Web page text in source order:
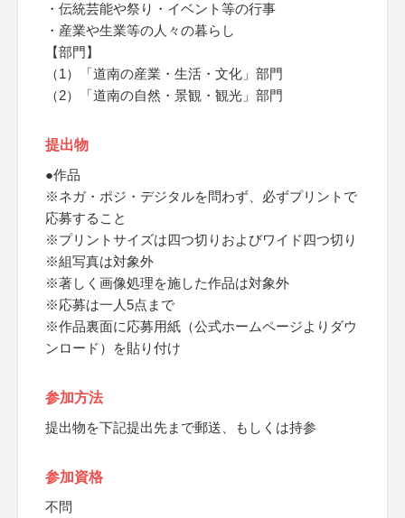
・伝統芸能や祭り・イベント等の行事
・産業や生業等の人々の暮らし
【部門】
（1）「道南の産業・生活・文化」部門
（2）「道南の自然・景観・観光」部門
提出物
●作品
※ネガ・ポジ・デジタルを問わず、必ずプリントで
応募すること
※プリントサイズは四つ切りおよびワイド四つ切り
※組写真は対象外
※著しく画像処理を施した作品は対象外
※応募は一人5点まで
※作品裏面に応募用紙（公式ホームページよりダウ
ンロード）を貼り付け
参加方法
提出物を下記提出先まで郵送、もしくは持参
参加資格
不問